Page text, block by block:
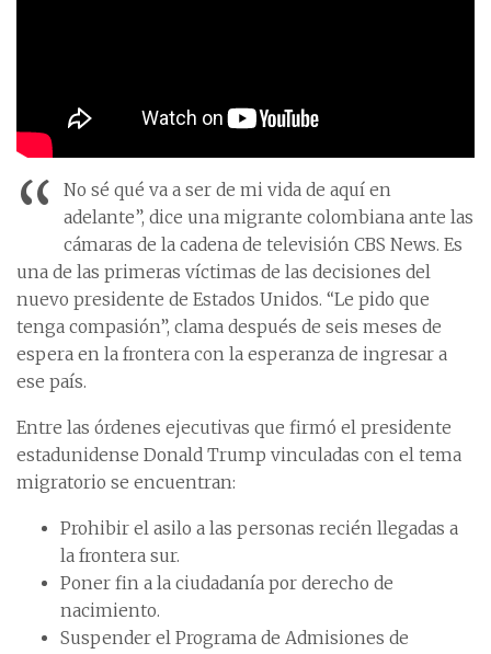
“
No sé qué va a ser de mi vida de aquí en
adelante”, dice una migrante colombiana ante las
cámaras de la cadena de televisión CBS News. Es
una de las primeras víctimas de las decisiones del
nuevo presidente de Estados Unidos. “Le pido que
tenga compasión”, clama después de seis meses de
espera en la frontera con la esperanza de ingresar a
ese país.
Entre las órdenes ejecutivas que firmó el presidente
estadunidense Donald Trump vinculadas con el tema
migratorio se encuentran:
Prohibir el asilo a las personas recién llegadas a
la frontera sur.
Poner fin a la ciudadanía por derecho de
nacimiento.
Suspender el Programa de Admisiones de